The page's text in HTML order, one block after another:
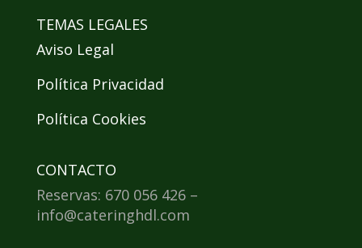
TEMAS LEGALES
Aviso Legal
Política Privacidad
Política Cookies
CONTACTO
Reservas: 670 056 426 –
info@cateringhdl.com